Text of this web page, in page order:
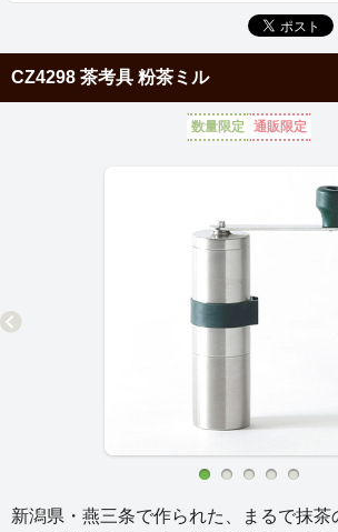
CZ4298 茶考具 粉茶ミル
数量限定 通販限定
新潟県・燕三条で作られた、まるで抹茶